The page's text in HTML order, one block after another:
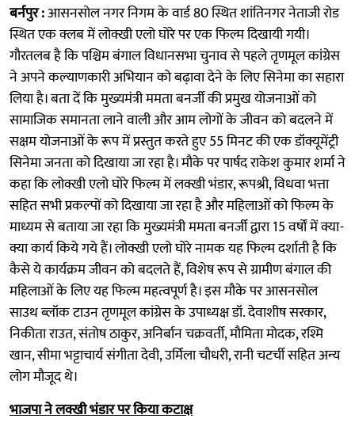
बर्नपुर :आसनसोल नगर निगम के वार्ड 80 स्थित शांतिनगर नेताजी रोड
स्थित एक क्लब में लोक्खी एलो घोरे पर एक फिल्म दिखायी गयी।
गौरतलब है कि पश्चिम बंगाल विधानसभा चुनाव से पहले तृणमूल कांग्रेस
ने अपने कल्याणकारी अभियान को बढ़ावा देने के लिए सिनेमा का सहारा
लिया है। बता दें कि मुख्यमंत्री ममता बनर्जी की प्रमुख योजनाओं को
सामाजिक समानता लाने वाली और आम लोगों के जीवन को बदलने में
सक्षम योजनाओं के रूप में प्रस्तुत करते हुए 55 मिनट की एक डॉक्यूमेंट्री
सिनेमा जनता को दिखाया जा रहा है। मौके पर पार्षद राकेश कुमार शर्मा ने
कहा कि लोक्खी एलो घोरे फिल्म में लक्खी भंडार, रूपश्री, विधवा भत्ता
सहित सभी प्रकल्पों को दिखाया जा रहा है और महिलाओं को फिल्म के
माध्यम से बताया जा रहा कि मुख्यमंत्री ममता बनर्जी द्वारा 15 वर्षों में क्या-
क्या कार्य किये गये हैं। लोक्खी एलो घोरे नामक यह फिल्म दर्शाती है कि
कैसे ये कार्यक्रम जीवन को बदलते हैं, विशेष रूप से ग्रामीण बंगाल की
महिलाओं के लिए यह फिल्म महत्वपूर्ण है। इस मौके पर आसनसोल
साउथ ब्लॉक टाउन तृणमूल कांग्रेस के उपाध्यक्ष डॉ. देवाशीष सरकार,
निकीता राउत, संतोष ठाकुर, अनिर्बान चक्रवर्ती, मौमिता मोदक, रश्मि
खान, सीमा भट्टाचार्य संगीता देवी, उर्मिला चौधरी, रानी चटर्ची सहित अन्य
लोग मौजूद थे।
भाजपा ने लक्खी भंडार पर किया कटाक्ष